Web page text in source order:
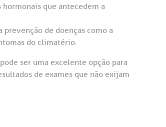
que antecedem a
de doenças como a
do climatério.
ser uma excelente opção para
de exames que não exijam